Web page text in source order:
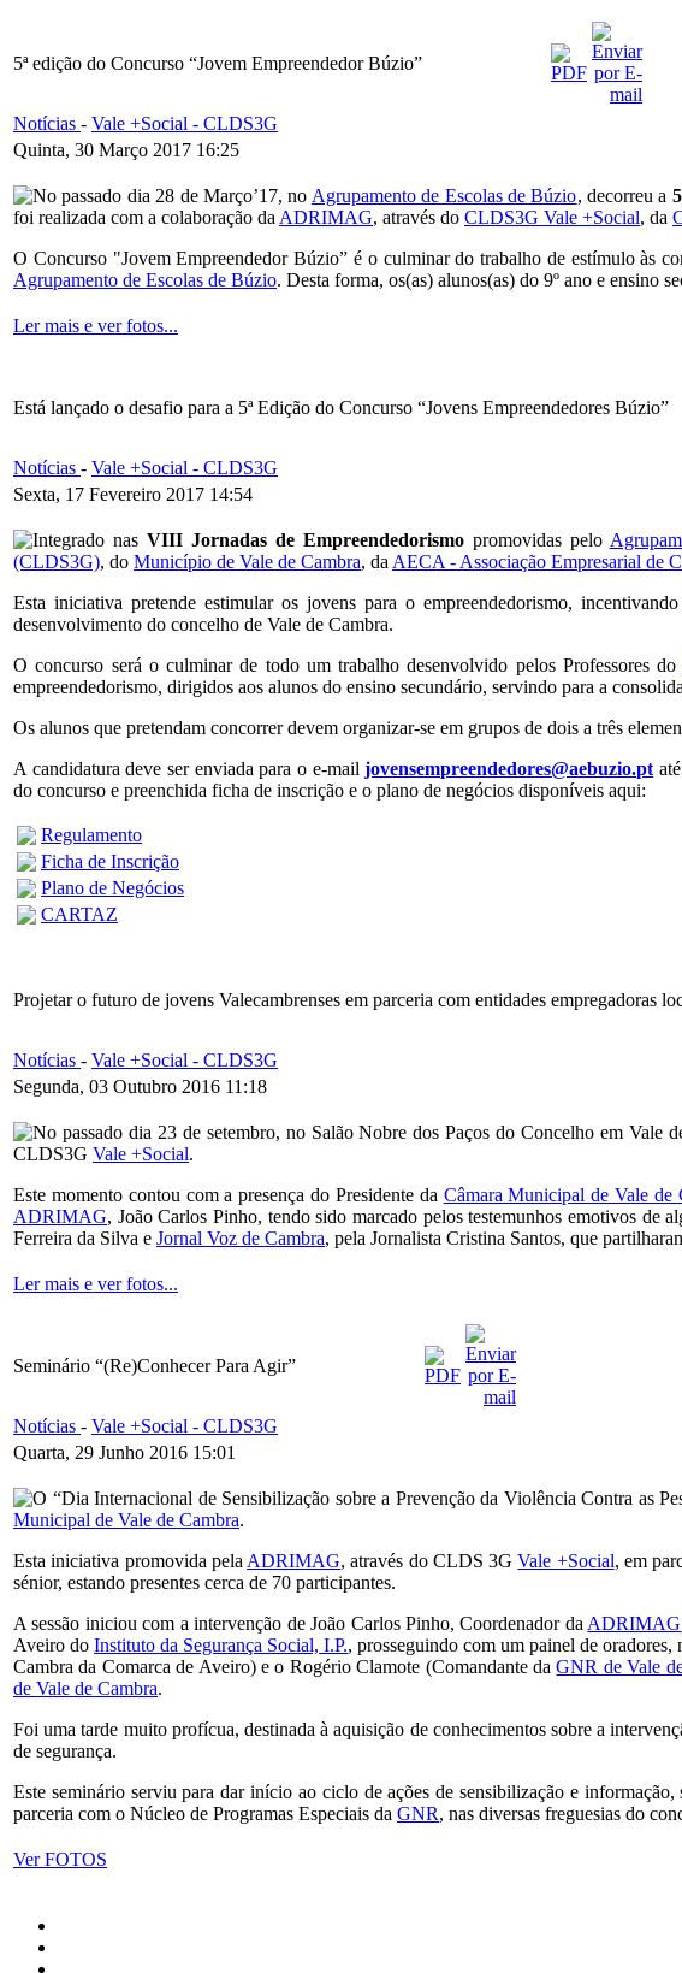
5ª edição do Concurso “Jovem Empreendedor Búzio”
Notícias - Vale +Social - CLDS3G
Quinta, 30 Março 2017 16:25
No passado dia 28 de Março’17, no Agrupamento de Escolas de Búzio, decorreu a
foi realizada com a colaboração da ADRIMAG, através do CLDS3G Vale +Social, da
O Concurso "Jovem Empreendedor Búzio” é o culminar do trabalho de estímulo às
Agrupamento de Escolas de Búzio. Desta forma, os(as) alunos(as) do 9º ano e ensino
Ler mais e ver fotos...
Está lançado o desafio para a 5ª Edição do Concurso “Jovens Empreendedores Búzio”
Notícias - Vale +Social - CLDS3G
Sexta, 17 Fevereiro 2017 14:54
Integrado nas VIII Jornadas de Empreendedorismopromovidas pelo
(CLDS3G), do Município de Vale de Cambra, da AECA - Associação Empresarial de
Esta iniciativa pretende estimular os jovens para o empreendedorismo,
desenvolvimento do concelho de Vale de Cambra.
O concurso será o culminar de todo um trabalho desenvolvido pelos Professores do
empreendedorismo, dirigidos aos alunos do ensino secundário, servindo para a
Os alunos que pretendam concorrer devem organizar-se em grupos de dois a três
A candidatura deve ser enviada para o e-mailjovensempreendedores@aebuzio.pt
do concurso e preenchida ficha de inscrição e o plano de negócios disponíveis aqui:
Regulamento
Ficha de Inscrição
Plano de Negócios
CARTAZ
Projetar o futuro de jovens Valecambrenses em parceria com entidades empregadoras
Notícias - Vale +Social - CLDS3G
Segunda, 03 Outubro 2016 11:18
No passado dia 23 de setembro, no Salão Nobre dos Paços do Concelho em Vale
CLDS3G Vale +Social.
Este momento contou com a presença do Presidente da Câmara Municipal de Vale de
ADRIMAG, João Carlos Pinho, tendo sido marcado pelos testemunhos emotivos de
Ferreira da Silva e Jornal Voz de Cambra, pela Jornalista Cristina Santos, que
Ler mais e ver fotos...
Seminário “(Re)Conhecer Para Agir”
Notícias - Vale +Social - CLDS3G
Quarta, 29 Junho 2016 15:01
O “Dia Internacional de Sensibilização sobre a Prevenção da Violência Contra as
Municipal de Vale de Cambra.
Esta iniciativa promovida pela ADRIMAG, através do CLDS 3GVale +Social, em
sénior, estando presentes cerca de 70 participantes.
A sessão iniciou com a intervenção de João Carlos Pinho, Coordenador da ADRIMAG
Aveiro doInstituto da Segurança Social, I.P., prosseguindo com um painel de
Cambra da Comarca de Aveiro) e o Rogério Clamote (Comandante daGNR de Vale
de Vale de Cambra.
Foi uma tarde muito profícua, destinada à aquisição de conhecimentos sobre a
de segurança.
Este seminário serviu para dar início ao ciclo de ações de sensibilização e
parceria com o Núcleo de Programas Especiais da GNR, nas diversas freguesias do
Ver FOTOS